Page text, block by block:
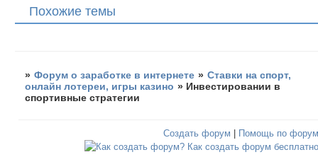
Похожие темы
» Форум о заработке в интернете » Ставки на спорт,
онлайн лотереи, игры казино » Инвестировании в
спортивные стратегии
Создать форум Помощь по